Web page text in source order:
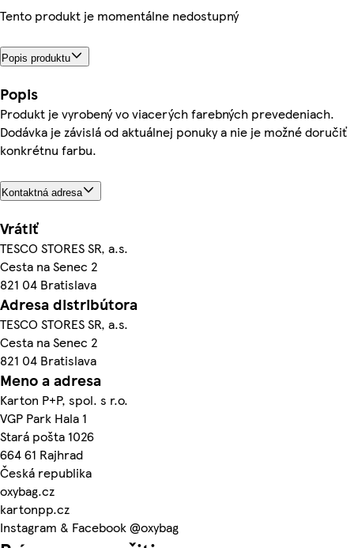
Tento produkt je momentálne nedostupný
Popis produktu
Popis
Produkt je vyrobený vo viacerých farebných prevedeniach.
Dodávka je závislá od aktuálnej ponuky a nie je možné doručiť
konkrétnu farbu.
Kontaktná adresa
Vrátiť
TESCO STORES SR, a.s.
Cesta na Senec 2
821 04 Bratislava
Adresa distribútora
TESCO STORES SR, a.s.
Cesta na Senec 2
821 04 Bratislava
Meno a adresa
Karton P+P, spol. s r.o.
VGP Park Hala 1
Stará pošta 1026
664 61 Rajhrad
Česká republika
oxybag.cz
kartonpp.cz
Instagram & Facebook @oxybag